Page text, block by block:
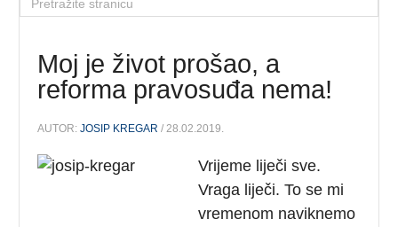
Moj je život prošao, a
reforma pravosuđa nema!
AUTOR:JOSIP KREGAR / 28.02.2019.
Vrijeme liječi sve.
Vraga liječi. To se mi
vremenom naviknemo